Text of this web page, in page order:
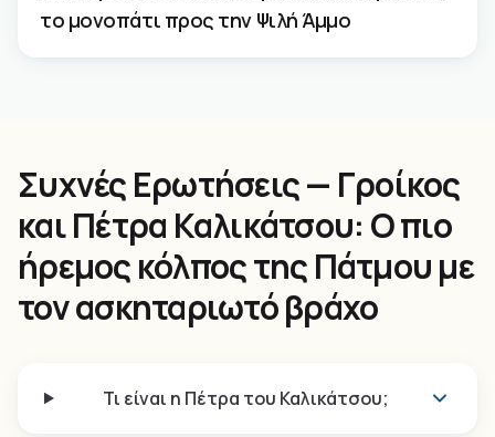
το μονοπάτι προς την Ψιλή Άμμο
Συχνές Ερωτήσεις — Γροίκος
και Πέτρα Καλικάτσου: Ο πιο
ήρεμος κόλπος της Πάτμου με
τον ασκηταριωτό βράχο
Τι είναι η Πέτρα του Καλικάτσου;